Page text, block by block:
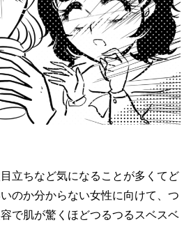
立ちなど気になることが多くてど
のか分からない女性に向けて、つ
で肌が驚くほどつるつるスベスベ